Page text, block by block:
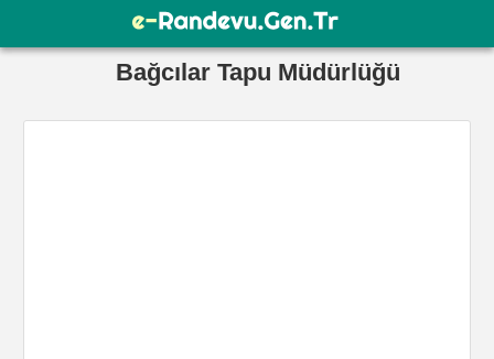
Bağcılar Tapu Müdürlüğü